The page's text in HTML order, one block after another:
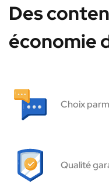
Des
économie
Choix
Qualité